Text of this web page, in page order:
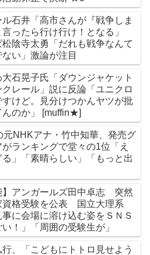
ル石井「高市さんが『戦争しま
言ったら行け行け！となる」
松陰寺太勇「だれも戦争なんて
い」激論が注目
大石晃子氏「ダウンジャケット
クレール」説に反論「ユニクロ
すけど。見分けつかんヤツが批
判してんのか」 [muffin★]
元NHKアナ・竹中知華、発売グ
がランキングで堂々の1位「え
る」「素晴らしい」「もっと出
】アンガールズ田中卓志 突然
資格受験を公表 国立大理系
に会場に溶け込む姿をＳＮＳ
い！」「周囲の受験生が」
、「こどもにトトロ見せよう